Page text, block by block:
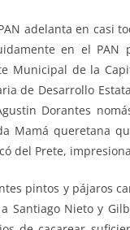
adelanta en casi
en el PAN
Municipal de la
de Desarrollo
Dorantes
Mamá queretana
del Prete,
pintos y pájaros
Santiago Nieto y